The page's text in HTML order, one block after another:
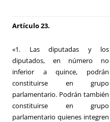
Artículo 23.
«1. Las diputadas y los
diputados, en número no
inferior a quince, podrán
constituirse en grupo
parlamentario. Podrán también
constituirse en grupo
parlamentario quienes integren